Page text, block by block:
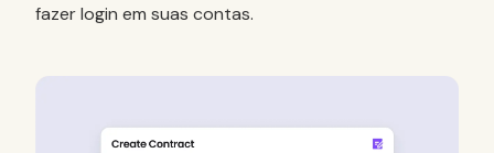
fazer login em suas contas.